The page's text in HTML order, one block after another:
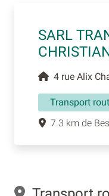
SARL
4 rue Alix
Transport
7.3 km de